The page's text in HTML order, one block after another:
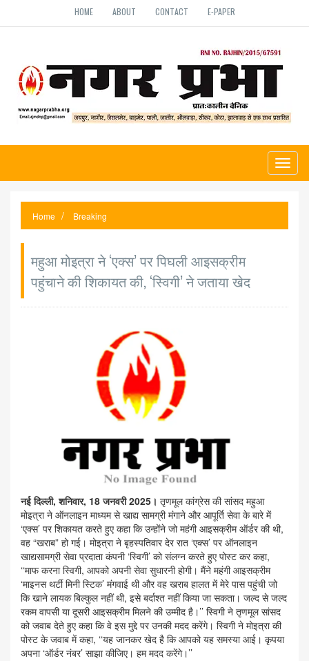
HOME ABOUT CONTACT E-PAPER
Home Breaking
महुआ मोइत्रा ने ‘एक्स’ पर पिघली आइसक्रीम
पहुंचाने की शिकायत की, ‘स्विगी’ ने जताया खेद
नई दिल्ली, शनिवार, 18 जनवरी 2025। तृणमूल कांग्रेस की सांसद महुआ
मोइत्रा ने ऑनलाइन माध्यम से खाद्य सामग्री मंगाने और आपूर्ति सेवा के बारे में
‘एक्स’ पर शिकायत करते हुए कहा कि उन्होंने जो महंगी आइसक्रीम ऑर्डर की थी,
वह “खराब” हो गई। मोइत्रा ने बृहस्पतिवार देर रात ‘एक्स’ पर ऑनलाइन
खाद्यसामग्री सेवा प्रदाता कंपनी ‘स्विगी’ को संलग्न करते हुए पोस्ट कर कहा,
‘‘माफ करना स्विगी, आपको अपनी सेवा सुधारनी होगी। मैंने महंगी आइसक्रीम
‘माइनस थर्टी मिनी स्टिक’ मंगवाई थी और वह खराब हालत में मेरे पास पहुंची जो
कि खाने लायक बिल्कुल नहीं थी, इसे बर्दाश्त नहीं किया जा सकता। जल्द से जल्द
रकम वापसी या दूसरी आइसक्रीम मिलने की उम्मीद है।’’ स्विगी ने तृणमूल सांसद
को जवाब देते हुए कहा कि वे इस मुद्दे पर उनकी मदद करेंगे। स्विगी ने मोइत्रा की
पोस्ट के जवाब में कहा, ‘‘यह जानकर खेद है कि आपको यह समस्या आई। कृपया
अपना ‘ऑर्डर नंबर’ साझा कीजिए। हम मदद करेंगे।’’